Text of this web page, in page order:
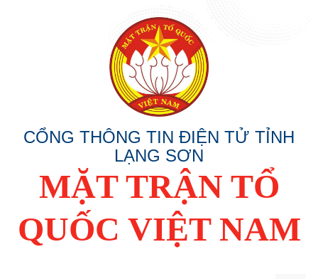
CỔNG THÔNG TIN ĐIỆN TỬ TỈNH
LẠNG SƠN
MẶT TRẬN TỔ
QUỐC VIỆT NAM